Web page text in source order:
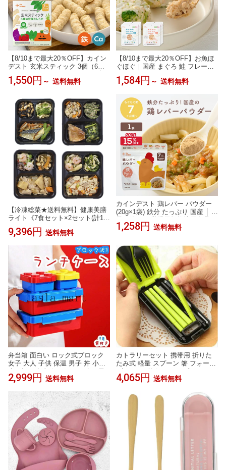
【8/10まで最大20％OFF】カイン
デスト 玄米スティック 3個（6種
の野菜としらす）7ヶ月頃から │ア
レルギー28品目不使用 おやつ │
ベビーフード the kindest
1,550円 ～ 送料無料
【8/10まで最大20％OFF】お魚ほ
ぐほぐ｜国産 まぐろ 鮭 フレーク
離乳食 ベビーフード 骨取り 手間
なし ほぐし身 パウチ 常温保存 塩
チ・3パウチ
1,584円 ～ 送料無料
【冷凍総菜★送料無料】健康美膳
ライト《7食セット×2セット(計14
食セット)》武蔵野フーズ 介護食
糖尿病食 冷凍食品 冷凍 弁当 総菜
9,396円 送料無料
カインデスト 鶏レバー パウダー
(20g×1袋) 鉄分 たっぷり 国産 │ 親
子で使える 乳児用規格適用食品
離乳食 ベビーフード 中期 7ヶ月 9
パウダー
1,258円 送料無料
弁当箱 面白い ロック式ブロック
女子 大人 子供 保温 男子 丼 小学
生 1段 お弁当箱 おしゃれ 女の子
男の子 かわいい 幼稚園 一段 二段
小さめ プレゼント 持ち運び便利
身につける 収納便利 ピクニック
用 北欧 北欧風
2,999円 送料無料
カトラリーセット 携帯用 折りた
たみ式 軽量 スプーン 箸 フォーク
3点セット 旅行 キャンプ アウトド
ア ソロキャンプ ランチ お弁当 ピ
ズレッド
4,065円 送料無料